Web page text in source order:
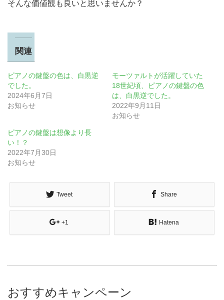
そんな価値観も良いと思いませんか？
関連
ピアノの鍵盤の色は、白黒逆
でした。
2024年6月7日
お知らせ
モーツァルトが活躍していた
18世紀頃、ピアノの鍵盤の色
は、白黒逆でした。
2022年9月11日
お知らせ
ピアノの鍵盤は想像より長
い！？
2022年7月30日
お知らせ
Tweet Share
+1 Hatena
おすすめキャンペーン